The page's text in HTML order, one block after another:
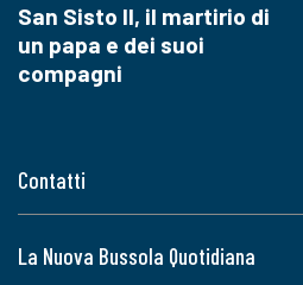
Contatti
La Nuova Bussola Quotidiana
San Sisto II, il martirio di
un papa e dei suoi
compagni